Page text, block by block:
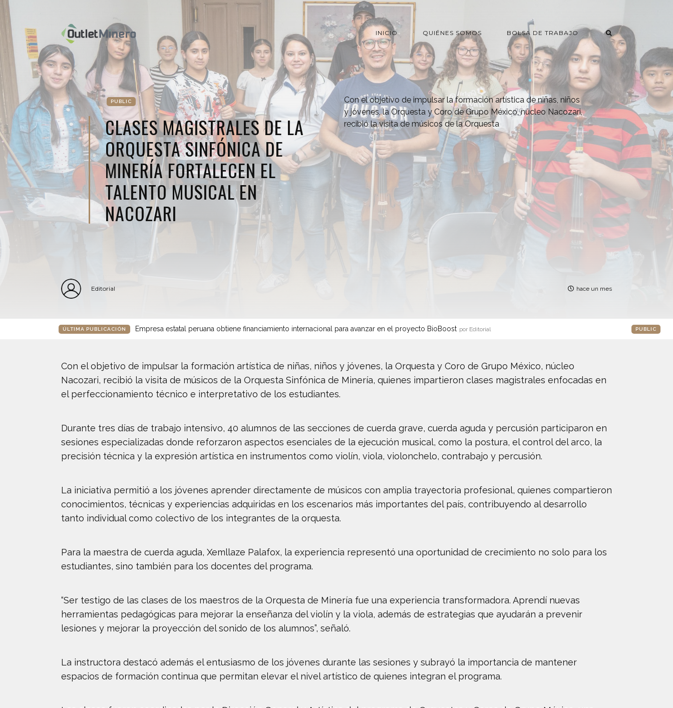
INICIO QUIÉNES SOMOS BOLSA DE TRABAJO
PUBLIC
CLASES MAGISTRALES DE LA
ORQUESTA SINFÓNICA DE
MINERÍA FORTALECEN EL
TALENTO MUSICAL EN
NACOZARI
Con el objetivo de impulsar la formación artística de niñas, niños
y jóvenes, la Orquesta y Coro de Grupo México, núcleo Nacozari,
recibió la visita de músicos de la Orquesta
Editorial hace un mes
ÚLTIMA PUBLICACIÓN Empresa estatal peruana obtiene financiamiento internacional para avanzar en el proyecto BioBoost por Editorial PUBLIC
Con el objetivo de impulsar la formación artística de niñas, niños y jóvenes, la Orquesta y Coro de Grupo México, núcleo
Nacozari, recibió la visita de músicos de la Orquesta Sinfónica de Minería, quienes impartieron clases magistrales enfocadas en
el perfeccionamiento técnico e interpretativo de los estudiantes.
Durante tres días de trabajo intensivo, 40 alumnos de las secciones de cuerda grave, cuerda aguda y percusión participaron en
sesiones especializadas donde reforzaron aspectos esenciales de la ejecución musical, como la postura, el control del arco, la
precisión técnica y la expresión artística en instrumentos como violín, viola, violonchelo, contrabajo y percusión.
La iniciativa permitió a los jóvenes aprender directamente de músicos con amplia trayectoria profesional, quienes compartieron
conocimientos, técnicas y experiencias adquiridas en los escenarios más importantes del país, contribuyendo al desarrollo
tanto individual como colectivo de los integrantes de la orquesta.
Para la maestra de cuerda aguda, Xemllaze Palafox, la experiencia representó una oportunidad de crecimiento no solo para los
estudiantes, sino también para los docentes del programa.
“Ser testigo de las clases de los maestros de la Orquesta de Minería fue una experiencia transformadora. Aprendí nuevas
herramientas pedagógicas para mejorar la enseñanza del violín y la viola, además de estrategias que ayudarán a prevenir
lesiones y mejorar la proyección del sonido de los alumnos”, señaló.
La instructora destacó además el entusiasmo de los jóvenes durante las sesiones y subrayó la importancia de mantener
espacios de formación continua que permitan elevar el nivel artístico de quienes integran el programa.